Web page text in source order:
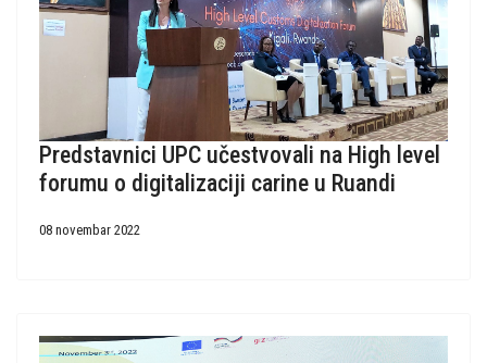
Predstavnici UPC učestvovali na High level
forumu o digitalizaciji carine u Ruandi
08 novembar 2022